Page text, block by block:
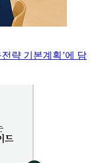
략 기본계획’에 담